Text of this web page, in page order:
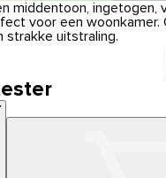
middentoon,
voor een
strakke uitstraling.